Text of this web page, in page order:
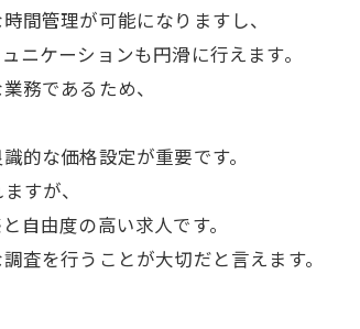
間管理が可能になりますし、
ニケーションも円滑に行えます。
務であるため、
的な価格設定が重要です。
すが、
自由度の高い求人です。
査を行うことが大切だと言えます。